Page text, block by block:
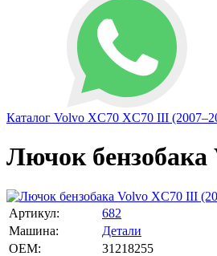
Каталог Volvo XC70 XC70 III
Лючок бензобака
Артикул:
682
Машина:
Детали
OEM:
31218255